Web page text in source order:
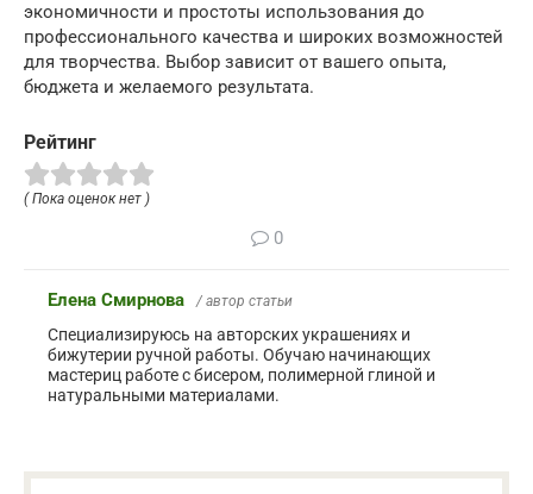
экономичности и простоты использования до
профессионального качества и широких возможностей
для творчества. Выбор зависит от вашего опыта,
бюджета и желаемого результата.
Рейтинг
( Пока оценок нет )
0
Елена Смирнова / автор статьи
Специализируюсь на авторских украшениях и
бижутерии ручной работы. Обучаю начинающих
мастериц работе с бисером, полимерной глиной и
натуральными материалами.